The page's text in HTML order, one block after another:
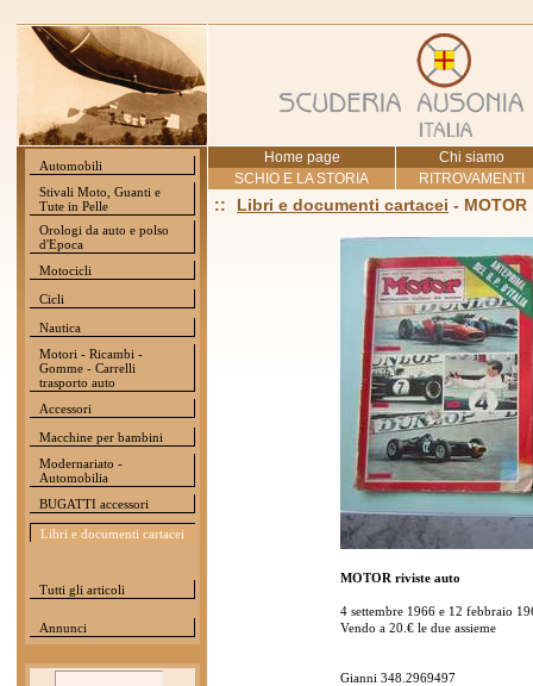
Automobili
Stivali Moto, Guanti e
Tute in Pelle
Orologi da auto e polso
d'Epoca
Motocicli
Cicli
Nautica
Motori - Ricambi -
Gomme - Carrelli
trasporto auto
Accessori
Macchine per bambini
Modernariato -
Automobilia
BUGATTI accessori
Libri e documenti cartacei
Tutti gli articoli
Annunci
Home page
Chi siamo
SCHIO E LA STORIA
RITROVAMENTI
:: Libri e documenti cartacei -
MOTOR riviste auto
4 settembre 1966 e 12 febbraio
Vendo a 20.€ le due assieme
Gianni 348.2969497